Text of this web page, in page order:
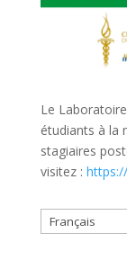
Le
étudiants à la
stagiaires
visitez :
Choisir
une